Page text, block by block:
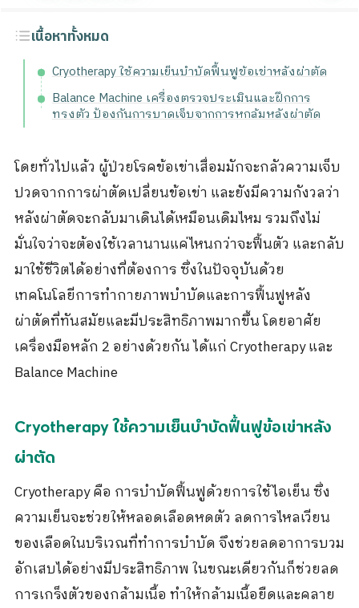
เนื้อหาทั้งหมด
Cryotherapy ใช้ความเย็นบำบัดฟื้นฟูข้อเข่าหลังผ่าตัด
Balance Machine เครื่องตรวจประเมินและฝึกการ
ทรงตัว ป้องกันการบาดเจ็บจากการหกล้มหลังผ่าตัด
โดยทั่วไปแล้ว ผู้ป่วยโรคข้อเข่าเสื่อมมักจะกลัวความเจ็บ
ปวดจากการผ่าตัดเปลี่ยนข้อเข่า และยังมีความกังวลว่า
หลังผ่าตัดจะกลับมาเดินได้เหมือนเดิมไหม รวมถึงไม่
มั่นใจว่าจะต้องใช้เวลานานแค่ไหนกว่าจะฟื้นตัว และกลับ
มาใช้ชีวิตได้อย่างที่ต้องการ ซึ่งในปัจจุบันด้วย
เทคโนโลยีการทำกายภาพบำบัดและการฟื้นฟูหลัง
ผ่าตัดที่ทันสมัยและมีประสิทธิภาพมากขึ้น โดยอาศัย
เครื่องมือหลัก 2 อย่างด้วยกัน ได้แก่ Cryotherapy และ
Balance Machine
Cryotherapy ใช้ความเย็นบำบัดฟื้นฟูข้อเข่าหลัง
ผ่าตัด
Cryotherapy คือ การบำบัดฟื้นฟูด้วยการใช้ไอเย็น ซึ่ง
ความเย็นจะช่วยให้หลอดเลือดหดตัว ลดการไหลเวียน
ของเลือดในบริเวณที่ทำการบำบัด จึงช่วยลดอาการบวม
อักเสบได้อย่างมีประสิทธิภาพ ในขณะเดียวกันก็ช่วยลด
การเกร็งตัวของกล้ามเนื้อ ทำให้กล้ามเนื้อยืดและคลาย